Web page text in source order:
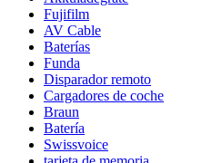
Fujifilm
AV Cable
Baterías
Funda
Disparador remoto
Cargadores de coche
Braun
Batería
Swissvoice